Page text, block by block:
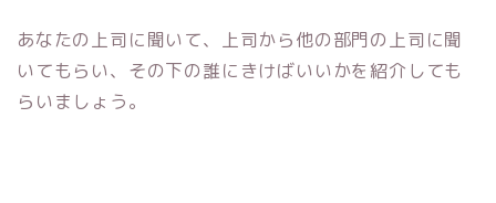
あなたの上司に聞いて、上司から他の部門の上司に聞
いてもらい、その下の誰にきけばいいかを紹介しても
らいましょう。